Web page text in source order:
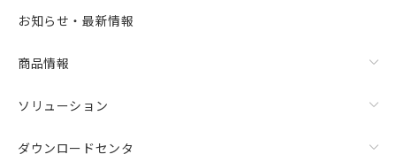
お知らせ・最新情報
商品情報
ソリューション
ダウンロードセンタ